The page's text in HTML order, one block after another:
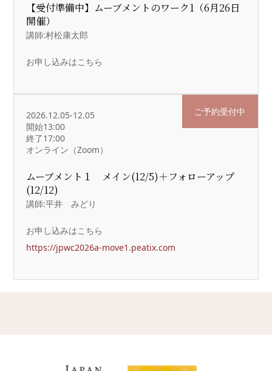
【受付準備中】ムーブメントのワーク1（6月26日
開催）
講師:村松康太郎
お申し込みはこちら
2026.12.05-12.05
開始13:00
終了17:00
オンライン（Zoom）
ムーブメント１ メイン(12/5)＋フォローアップ
(12/12)
講師:平井 みどり
お申し込みはこちら
https://jpwc2026a-move1.peatix.com
ご予約受付中